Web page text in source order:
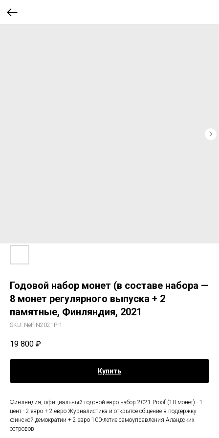
Годовой набор монет (в составе набора —
8 монет регулярного выпуска + 2
памятные, Финляндия, 2021
SKU: NeFIN2021Pr1
19 800 ₽
Купить
Финляндия, официальный годовой евро набор 2021 Proof (10 монет) - 1
цент - 2 евро + 2 евро Журналистика и открытое общение в поддержку
финской демократии + 2 евро 100-летие самоуправления Аландских
островов